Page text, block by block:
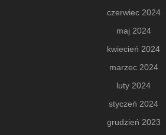
czerwiec 2024
maj 2024
kwiecień 2024
marzec 2024
luty 2024
styczeń 2024
grudzień 2023